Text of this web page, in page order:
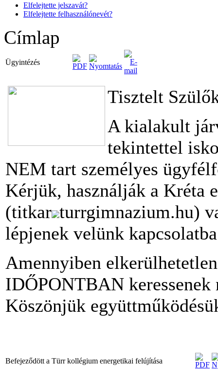
Elfelejtette jelszavát?
Elfelejtette felhasználónevét?
Címlap
Ügyintézés
Tisztelt
A kialakult
tekintettel
NEM tart személyes
Kérjük, használják a Kréta
(titkar turrgimnazium.hu)
lépjenek velünk
Amennyiben
IDŐPONTBAN keressenek
Köszönjük
Befejeződött a Türr kollégium energetikai felújítása